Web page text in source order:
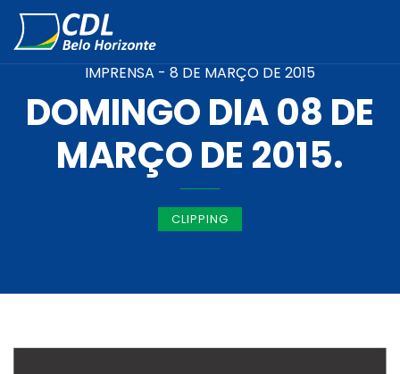
IMPRENSA - 8 DE MARÇO DE 2015
DOMINGO DIA 08 DE
MARÇO DE 2015.
CLIPPING